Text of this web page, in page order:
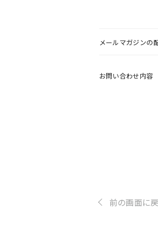
メールマガジンの
お問い合わせ内容
前の画面に